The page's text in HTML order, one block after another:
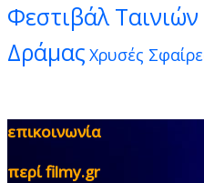
Φεστιβάλ
Δράμας Χρυσές
επικοινωνία
περί filmy.gr